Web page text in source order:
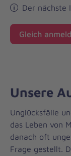
Der nächste
Gleich
Unsere
Unglücksfälle
das Leben von
danach oft
Frage gestellt.